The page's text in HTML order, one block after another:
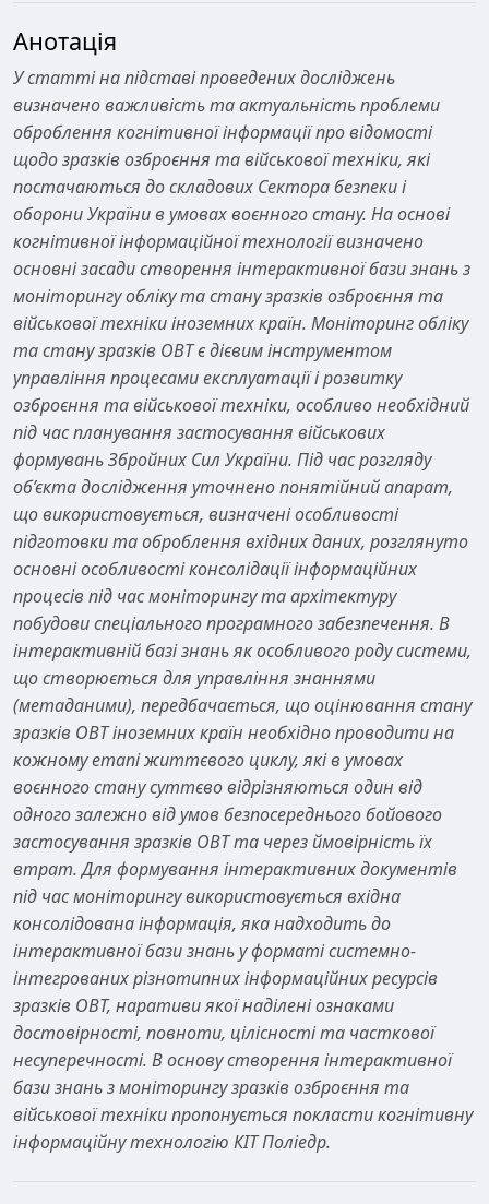
Анотація
У статті на підставі проведених досліджень
визначено важливість та актуальність проблеми
оброблення когнітивної інформації про відомості
щодо зразків озброєння та військової техніки, які
постачаються до складових Сектора безпеки і
оборони України в умовах воєнного стану. На основі
когнітивної інформаційної технології визначено
основні засади створення інтерактивної бази знань з
моніторингу обліку та стану зразків озброєння та
військової техніки іноземних країн. Моніторинг обліку
та стану зразків ОВТ є дієвим інструментом
управління процесами експлуатації і розвитку
озброєння та військової техніки, особливо необхідний
під час планування застосування військових
формувань Збройних Сил України. Під час розгляду
об’єкта дослідження уточнено понятійний апарат,
що використовується, визначені особливості
підготовки та оброблення вхідних даних, розглянуто
основні особливості консолідації інформаційних
процесів під час моніторингу та архітектуру
побудови спеціального програмного забезпечення. В
інтерактивній базі знань як особливого роду системи,
що створюється для управління знаннями
(метаданими), передбачається, що оцінювання стану
зразків ОВТ іноземних країн необхідно проводити на
кожному етапі життєвого циклу, які в умовах
воєнного стану суттєво відрізняються один від
одного залежно від умов безпосереднього бойового
застосування зразків ОВТ та через ймовірність їх
втрат. Для формування інтерактивних документів
під час моніторингу використовується вхідна
консолідована інформація, яка надходить до
інтерактивної бази знань у форматі системно-
інтегрованих різнотипних інформаційних ресурсів
зразків ОВТ, наративи якої наділені ознаками
достовірності, повноти, цілісності та часткової
несуперечності. В основу створення інтерактивної
бази знань з моніторингу зразків озброєння та
військової техніки пропонується покласти когнітивну
інформаційну технологію КІТ Поліедр.